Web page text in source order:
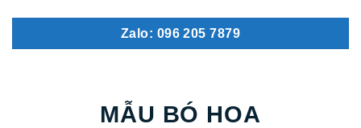
Zalo: 096 205 7879
MẪU BÓ HOA